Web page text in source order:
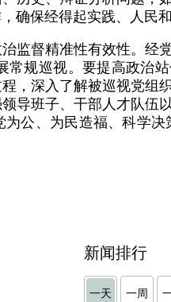
确保经得起实践、人民和
监督精准性有效性。经
规巡视。要提高政治
，深入了解被巡视党组
导班子、干部人才队伍
公、为民造福、科学
新闻排行
一天 一周